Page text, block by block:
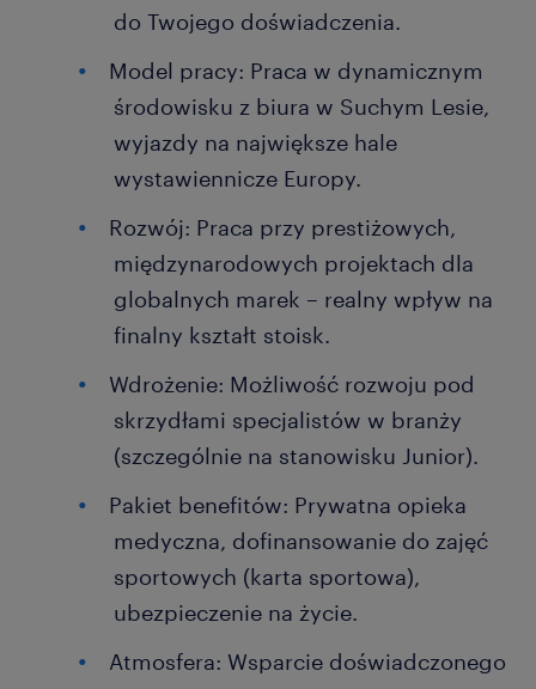
do Twojego doświadczenia.
Model pracy: Praca w dynamicznym
środowisku z biura w Suchym Lesie,
wyjazdy na największe hale
wystawiennicze Europy.
Rozwój: Praca przy prestiżowych,
międzynarodowych projektach dla
globalnych marek – realny wpływ na
finalny kształt stoisk.
Wdrożenie: Możliwość rozwoju pod
skrzydłami specjalistów w branży
(szczególnie na stanowisku Junior).
Pakiet benefitów: Prywatna opieka
medyczna, dofinansowanie do zajęć
sportowych (karta sportowa),
ubezpieczenie na życie.
Atmosfera: Wsparcie doświadczonego